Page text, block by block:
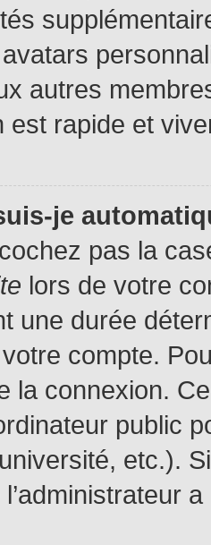
autres
est rapide et
je
pas la
lors de votre
une durée
compte.
la connexion.
public
etc.).